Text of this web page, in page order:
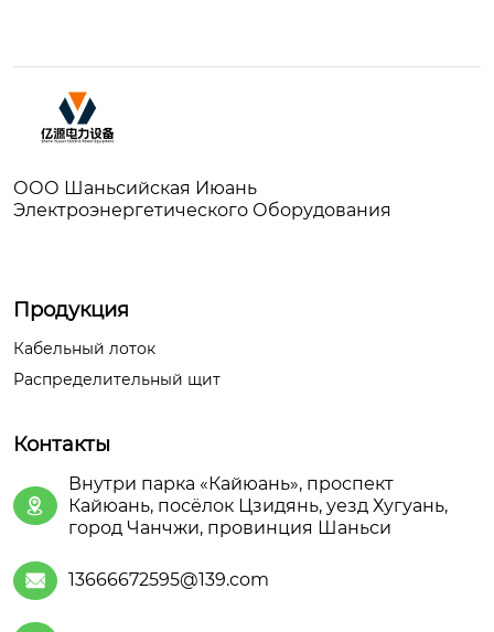
ООО Шаньсийская Июань
Электроэнергетического Оборудования
Продукция
Кабельный лоток
Распределительный щит
Контакты

Внутри парка «Кайюань», проспект
Кайюань, посёлок Цзидянь, уезд Хугуань,
город Чанчжи, провинция Шаньси
 13666672595@139.com